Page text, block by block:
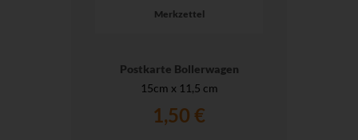
Merkzettel
Postkarte Bollerwagen
15cm x 11,5 cm
1,50 €